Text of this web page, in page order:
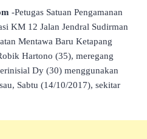
-Petugas Satuan Pengamanan
KM 12 Jalan Jendral Sudirman
Mentawa Baru Ketapang
Hartono (35), meregang
Dy (30) menggunakan
Sabtu (14/10/2017), sekitar